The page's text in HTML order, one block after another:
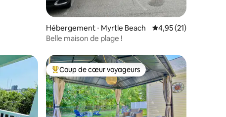
Hébergement ⋅ Myrtle Beach Évaluation moyenne
4,95 (21)
Belle maison de plage !
appréciés Coups de cœur voyageurs les plus appréciés
Coup de cœur voyageurs